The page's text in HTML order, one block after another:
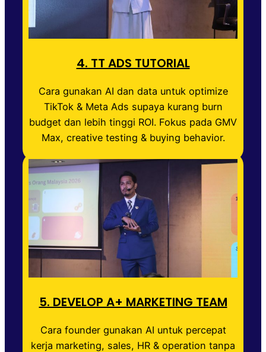
4. TT ADS TUTORIAL
Cara gunakan AI dan data untuk optimize
TikTok & Meta Ads supaya kurang burn
budget dan lebih tinggi ROI. Fokus pada GMV
Max, creative testing & buying behavior.
5. DEVELOP A+ MARKETING TEAM
Cara founder gunakan AI untuk percepat
kerja marketing, sales, HR & operation tanpa